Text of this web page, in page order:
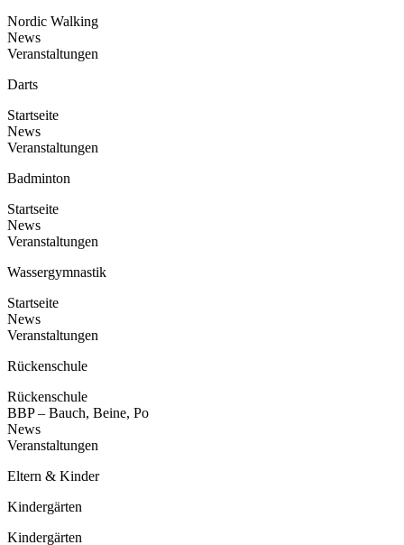
Nordic Walking
News
Veranstaltungen
Darts
Startseite
News
Veranstaltungen
Badminton
Startseite
News
Veranstaltungen
Wassergymnastik
Startseite
News
Veranstaltungen
Rückenschule
Rückenschule
BBP – Bauch, Beine, Po
News
Veranstaltungen
Eltern & Kinder
Kindergärten
Kindergärten